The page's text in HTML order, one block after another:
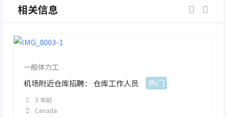
相关信息
一般体力工
机场附近仓库招聘： 仓库工作人员 热门
3 年前
Canada